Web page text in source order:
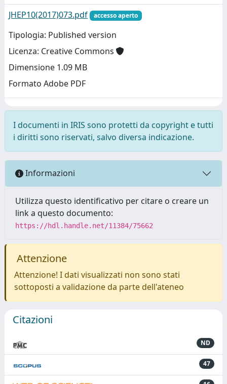
JHEP10(2017)073.pdf
accesso aperto
Tipologia: Published version
Licenza: Creative Commons
Dimensione 1.09 MB
Formato Adobe PDF
I documenti in IRIS sono protetti da copyright e tutti
i diritti sono riservati, salvo diversa indicazione.
Informazioni
Utilizza questo identificativo per citare o creare un
link a questo documento:
https://hdl.handle.net/11384/75662
Attenzione
Attenzione! I dati visualizzati non sono stati
sottoposti a validazione da parte dell'ateneo
Citazioni
ND
47